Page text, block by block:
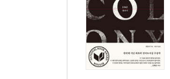
리듬 The Rhythm
사막의 산들 The
딱히 뚜렷한 이유도 없
무언가 무엇을 Something